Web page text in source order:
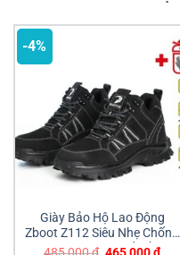
-4%
Giày Bảo Hộ Lao Động
Zboot Z112 Siêu Nhẹ Chống
Đâm Xuyên Giá Tốt Đồng
Giá Giá